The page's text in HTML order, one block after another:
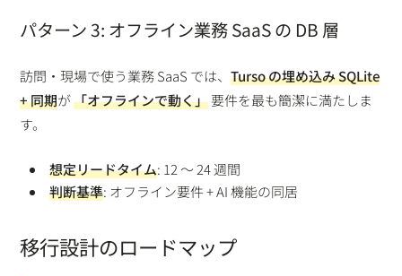
パターン 3: オフライン業務 SaaS の DB 層
訪問・現場で使う業務 SaaS では、Turso の埋め込み SQLite
+ 同期が「オフラインで動く」要件を最も簡潔に満たしま
す。
想定リードタイム: 12 〜 24 週間
判断基準: オフライン要件 + AI 機能の同居
移行設計のロードマップ